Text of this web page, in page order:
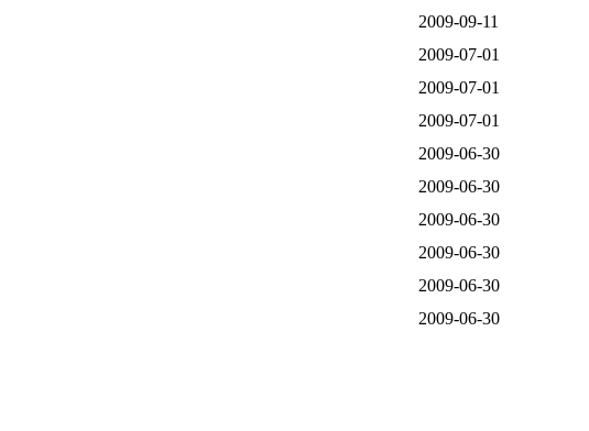
2009-09-11
2009-07-01
2009-07-01
2009-07-01
2009-06-30
2009-06-30
2009-06-30
2009-06-30
2009-06-30
2009-06-30